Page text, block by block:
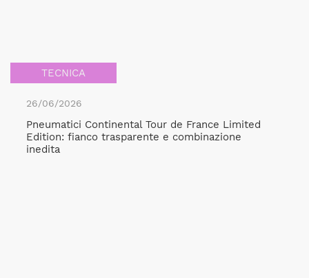
TECNICA
26/06/2026
Pneumatici Continental Tour de France Limited
Edition: fianco trasparente e combinazione
inedita